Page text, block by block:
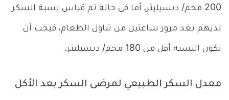
200 مجم/ ديسيليتر، أما في حالة تم قياس نسبة السكر
لديهم بعد مرور ساعتين من تناول الطعام، فيجب أن
تكون النسبة أقل من 180 مجم/ ديسيليتر.
معدل السكر الطبيعي لمرضى السكر بعد الأكل